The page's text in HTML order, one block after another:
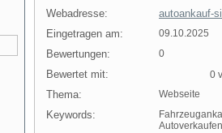
Webadresse:
autoankauf-
Eingetragen am:
09.10.2025
Bewertungen: 0
Bewertet mit: 0
Thema: Webseite
Keywords:
Autoverkaufen